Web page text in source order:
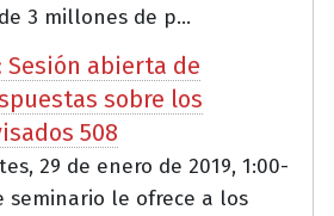
3 millones de p...
Sesión abierta de
sobre los
508
29 de enero de 2019, 1:00-
seminario le ofrece a los